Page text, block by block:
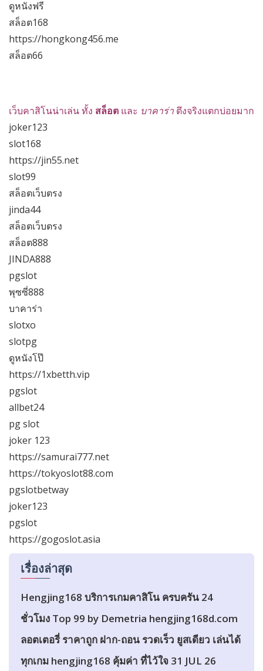
ดูหนังฟรี
สล็อต168
https://hongkong456.me
สล็อต66
เว็บคาสิโนน่าเล่น ทั้ง สล็อต และ บาคาร่า ตึงจริงแตกบ่อยมาก
joker123
slot168
https://jin55.net
slot99
สล็อตเว็บตรง
jinda44
สล็อตเว็บตรง
สล็อต888
JINDA888
pgslot
พุซซี่888
บาคาร่า
slotxo
slotpg
ดูหนังโป๊
https://1xbetth.vip
pgslot
allbet24
pg slot
joker 123
https://samurai777.net
https://tokyoslot88.com
pgslotbetway
joker123
pgslot
https://gogoslot.asia
เรื่องล่าสุด
Hengjing168 บริการเกมคาสิโน ครบครัน 24
ชั่วโมง Top 99 by Demetria hengjing168d.com
ลอตเตอรี่ ราคาถูก ฝาก-ถอน รวดเร็ว ยูสเดียว เล่นได้
ทุกเกม hengjing168 คุ้มค่า ที่ไว้ใจ 31 JUL 26